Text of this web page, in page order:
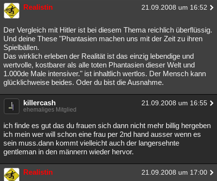
Realistin 21.09.2008 um 16:52
Der Vergleich mit Hitler ist bei diesem Thema reichlich überflüssig.
Und deine These "Phantasien machen uns mit der Zeit zu ihren
Spielbällen.
Das wirklich erleben der Realität ist das einzig lebendige und
wertvolle, kostbarer als alle toten Phantasien dieser Welt und
1.000de Male intensiver." ist inhaltlich wertlos. Der Mensch kann
glücklichweise beides. Oder du bist die Ausnahme.
killercash 21.09.2008 um 16:55
ehemaliges Mitglied
ich finde es gut das du frauen sich dann nicht mehr billig hergeben
ich mein wer will schon eine frau per 2nd hand ausser wenn es
sein muss.dann kommt vielleicht auch der langersehnte
gentleman in den männern wieder hervor.
Realistin 21.09.2008 um 17:00